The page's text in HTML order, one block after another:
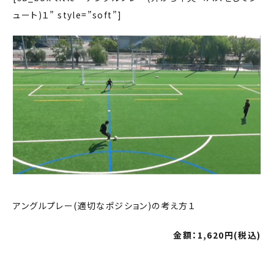
ュート)１” style=”soft”]
アングルプレー(適切なポジション)の考え方１
金額：1,620円(税込)